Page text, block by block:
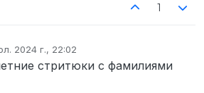
1
2024 г., 22:02
стритюки с фамилиями